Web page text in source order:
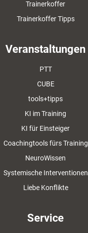
Trainerkoffer
Trainerkoffer Tipps
Veranstaltungen
PTT
CUBE
tools+tipps
KI im Training
KI für Einsteiger
Coachingtools fürs Training
NeuroWissen
Systemische Interventionen
Liebe Konflikte
Service